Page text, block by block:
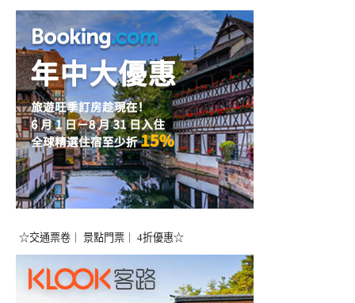
☆交通票卷｜ 景點門票｜ 4折優惠☆